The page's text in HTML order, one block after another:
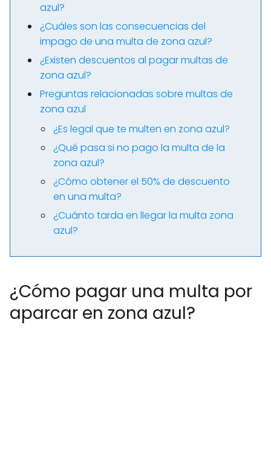
azul?
¿Cuáles son las consecuencias del
impago de una multa de zona azul?
¿Existen descuentos al pagar multas de
zona azul?
Preguntas relacionadas sobre multas de
zona azul
¿Es legal que te multen en zona azul?
¿Qué pasa si no pago la multa de la
zona azul?
¿Cómo obtener el 50% de descuento
en una multa?
¿Cuánto tarda en llegar la multa zona
azul?
¿Cómo pagar una multa por
aparcar en zona azul?